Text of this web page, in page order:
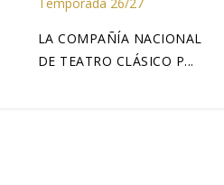
LA COMPAÑÍA NACIONAL
DE TEATRO CLÁSICO P...